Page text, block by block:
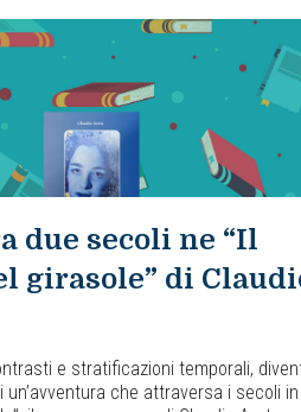
due secoli ne “Il
girasole” di
e stratificazioni temporali,
che attraversa i secoli in